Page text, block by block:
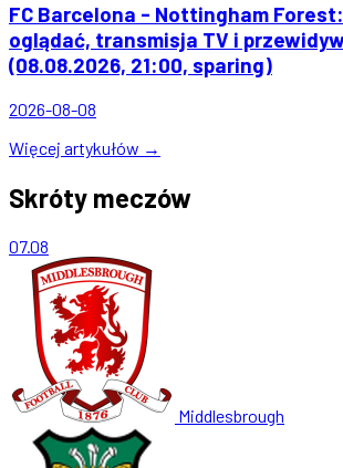
FC Barcelona - Nottingham
oglądać, transmisja TV i
(08.08.2026, 21:00, sparing)
2026-08-08
Więcej artykułów →
Skróty meczów
07.08
Middlesbrough